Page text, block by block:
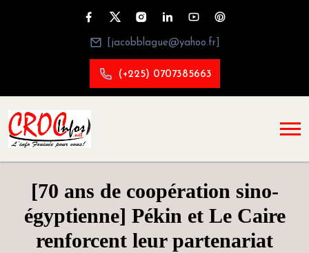
[jacobblague@yahoo.fr]
(+225) 0707385663
[70 ans de coopération sino-
égyptienne] Pékin et Le Caire
renforcent leur partenariat